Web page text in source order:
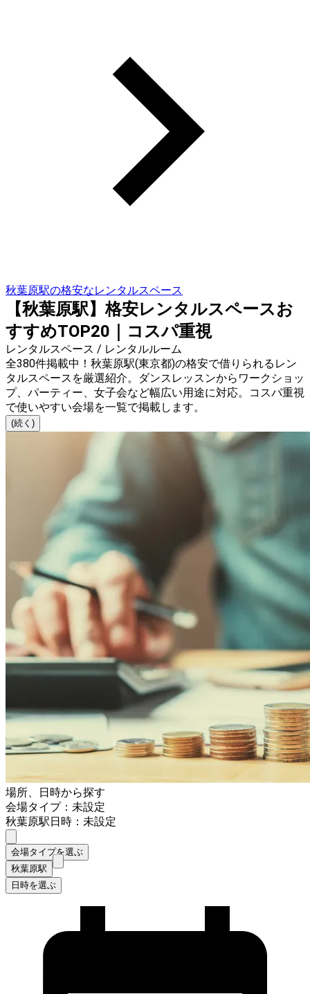
秋葉原駅の格安なレンタルスペース
【秋葉原駅】格安レンタルスペースお
すすめTOP20｜コスパ重視
レンタルスペース / レンタルルーム
全380件掲載中！秋葉原駅(東京都)の格安で借りられるレン
タルスペースを厳選紹介。ダンスレッスンからワークショッ
プ、パーティー、女子会など幅広い用途に対応。コスパ重視
で使いやすい会場を一覧で掲載します。
(続く)
場所、日時から探す
会場タイプ：未設定
秋葉原駅日時：未設定
会場タイプを選ぶ
秋葉原駅
日時を選ぶ